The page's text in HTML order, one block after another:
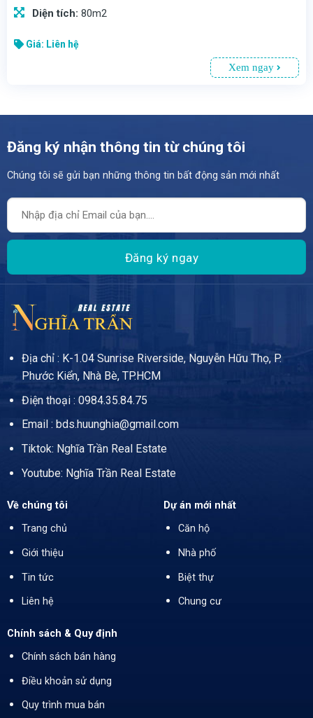
Diện tích: 80m2
Giá: Liên hệ
Xem ngay
Đăng ký nhận thông tin từ chúng tôi
Chúng tôi sẽ gửi bạn những thông tin bất động sản mới nhất
Địa chỉ : K-1.04 Sunrise Riverside, Nguyễn Hữu Thọ, P.
Phước Kiển, Nhà Bè, TP.HCM
Điện thoại : 0984.35.84.75
Email : bds.huunghia@gmail.com
Tiktok: Nghĩa Trần Real Estate
Youtube: Nghĩa Trần Real Estate
Về chúng tôi
Trang chủ
Giới thiệu
Tin tức
Liên hệ
Dự án mới nhất
Căn hộ
Nhà phố
Biệt thự
Chung cư
Chính sách & Quy định
Chính sách bán hàng
Điều khoản sử dụng
Quy trình mua bán